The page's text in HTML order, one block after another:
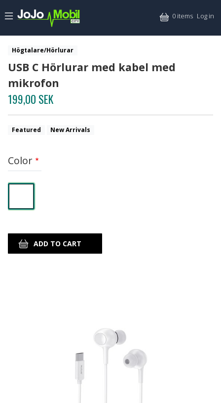
0 items Log in
Högtalare/Hörlurar
USB C Hörlurar med kabel med
mikrofon
199,00 SEK
Featured New Arrivals
Color